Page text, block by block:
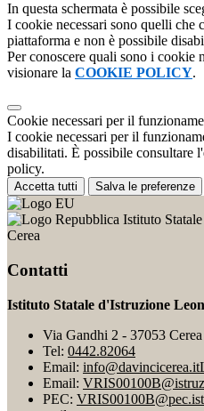
In questa schermata è possibile
I cookie necessari sono quelli che
piattaforma e non è possibile
Per conoscere quali sono i cookie
visionare la COOKIE POLICY.
Cookie necessari per il
I cookie necessari per il
disabilitati. È possibile consultare
policy.
Accetta tutti Salva le preferenze
Istituto
Cerea
Contatti
Istituto Statale d'Istruzione
Via Gandhi 2 - 37053
Tel: 0442.82064
Email: info@davincicerea.it
Email:
PEC: